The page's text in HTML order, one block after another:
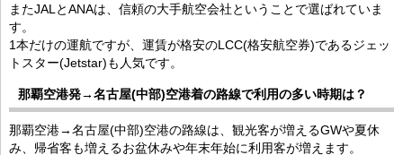
またJALとANAは、信頼の大手航空会社ということで選ばれていま
す。
1本だけの運航ですが、運賃が格安のLCC(格安航空券)であるジェッ
トスター(Jetstar)も人気です。
那覇空港発→名古屋(中部)空港着の路線で利用の多い時期は？
那覇空港→名古屋(中部)空港の路線は、観光客が増えるGWや夏休
み、帰省客も増えるお盆休みや年末年始に利用客が増えます。